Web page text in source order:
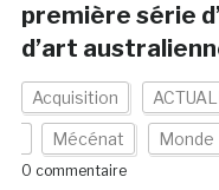
première série
d’art
Acquisition
Mécénat Monde
0 commentaire